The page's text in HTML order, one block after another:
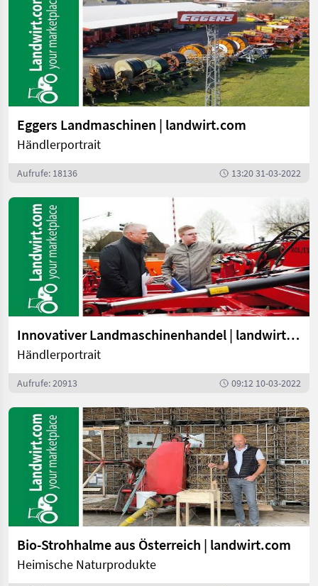
Eggers Landmaschinen | landwirt.com
Händlerportrait
Aufrufe: 18136 13:20 31-03-2022
Innovativer Landmaschinenhandel | landwirt.com
Händlerportrait
Aufrufe: 20913 09:12 10-03-2022
Bio-Strohhalme aus Österreich | landwirt.com
Heimische Naturprodukte